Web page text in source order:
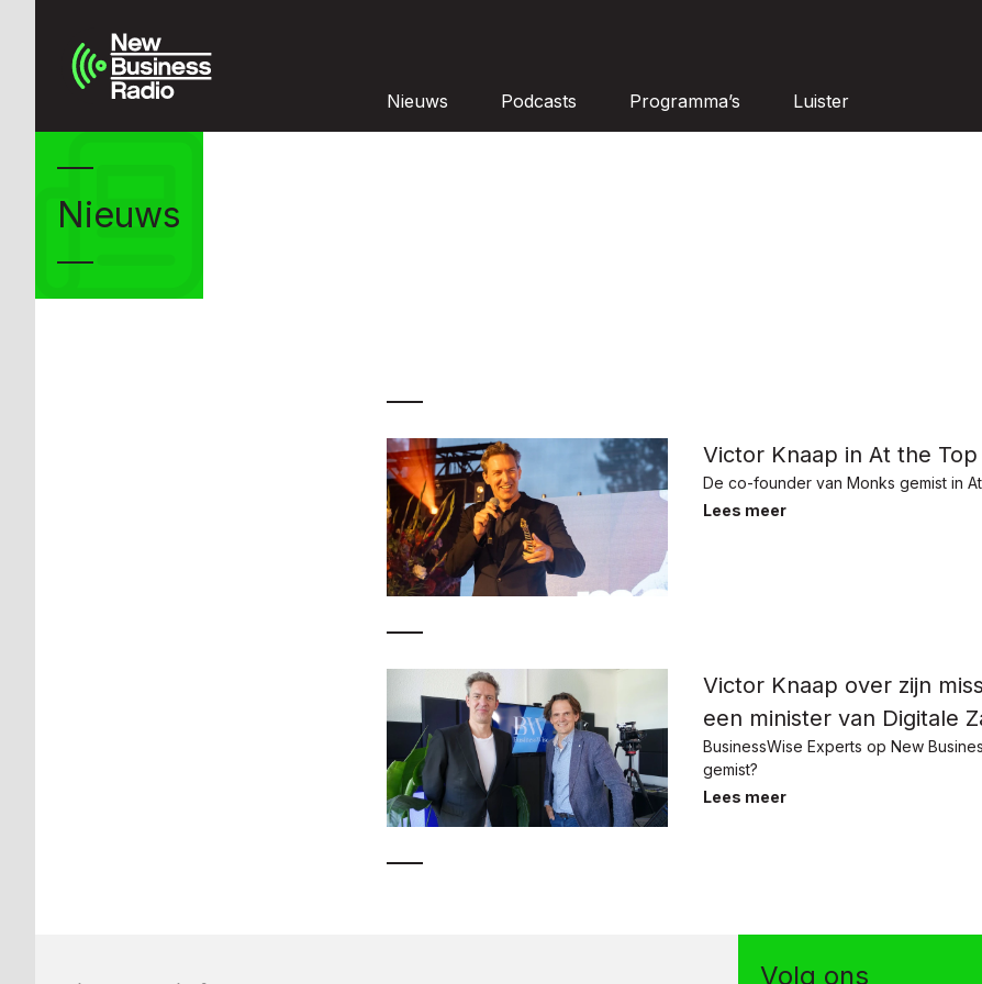
Nieuws Podcasts Programma’s Luister
Nieuws
Victor Knaap in At the Top
De co-founder van Monks gemist in
Lees meer
Victor Knaap over zijn
een minister van Digitale
BusinessWise Experts op New
gemist?
Lees meer
Volg ons